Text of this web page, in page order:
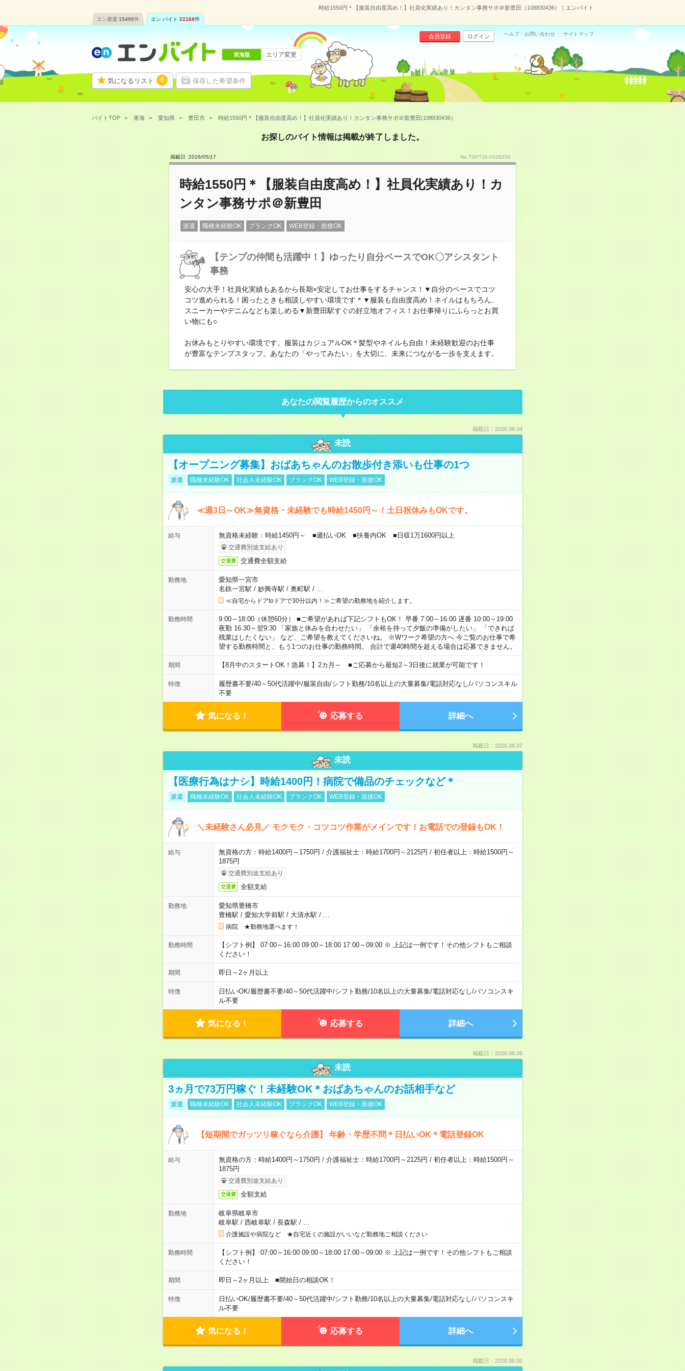
時給1550円＊【服装自由度高め！】社員化実績あり！カンタン事務サポ＠新豊田（108830436）｜エンバイト
エン派遣 15490件 エン バイト 22168件
気になるリスト 0 保存した希望条件
会員登録 ログイン ヘルプ・お問い合わせ サイトマップ
東海版 エリア変更
バイトTOP 東海 愛知県 豊田市 時給1550円＊【服装自由度高め！】社員化実績あり！カンタン事務サポ＠新豊田(108830436）
お探しのバイト情報は掲載が終了しました。
掲載日 :2026/05/17 No.TSPT26-0326250
時給1550円＊【服装自由度高め！】社員化実績あり！カ
ンタン事務サポ＠新豊田
派遣 職種未経験OK ブランクOK WEB登録・面接OK
【テンプの仲間も活躍中！】ゆったり自分ペースでOK〇アシスタント
事務
安心の大手！社員化実績もあるから長期×安定してお仕事をするチャンス！▼自分のペースでコツ
コツ進められる！困ったときも相談しやすい環境です＊▼服装も自由度高め！ネイルはもちろん、
スニーカーやデニムなども楽しめる▼新豊田駅すぐの好立地オフィス！お仕事帰りにふらっとお買
い物にも○
お休みもとりやすい環境です。服装はカジュアルOK＊髪型やネイルも自由！未経験歓迎のお仕事
が豊富なテンプスタッフ。あなたの「やってみたい」を大切に、未来につながる一歩を支えます。
あなたの閲覧履歴からのオススメ
掲載日：2026.08.04
未読
【オープニング募集】おばあちゃんのお散歩付き添いも仕事の1つ
派遣 職種未経験OK 社会人未経験OK ブランクOK WEB登録・面接OK
≪週3日～OK≫無資格・未経験でも時給1450円～！土日祝休みもOKです。
給与 無資格未経験：時給1450円～ ■週払いOK ■扶養内OK ■日収1万1600円以上
交通費別途支給あり
交通費 交通費全額支給
勤務地
愛知県一宮市
名鉄一宮駅 / 妙興寺駅 / 奥町駅 /
≪自宅からドアtoドアで30分以内！≫ご希望の勤務地を紹介します。
勤務時間
9:00～18:00（休憩60分） ■ご希望があれば下記シフトもOK！ 早番 7:00～16:00 遅番 10:00～19:00
夜勤 16:30～翌9:30 「家族と休みを合わせたい」 「余裕を持って夕飯の準備がしたい」 「できれば
残業はしたくない」 など、ご希望を教えてくださいね。 ※Wワーク希望の方へ 今ご覧のお仕事で希
望する勤務時間と、もう1つのお仕事の勤務時間。 合計で週40時間を超える場合は応募できません。
期間 【8月中のスタートOK！急募！】2カ月～ ■ご応募から最短2～3日後に就業が可能です！
特徴 履歴書不要/40～50代活躍中/服装自由/シフト勤務/10名以上の大量募集/電話対応なし/パソコンスキル
不要
気になる！ 応募する 詳細へ
掲載日：2026.08.07
未読
【医療行為はナシ】時給1400円！病院で備品のチェックなど＊
派遣 職種未経験OK 社会人未経験OK ブランクOK WEB登録・面接OK
＼未経験さん必見／ モクモク・コツコツ作業がメインです！お電話での登録もOK！
給与
無資格の方：時給1400円～1750円 / 介護福祉士：時給1700円～2125円 / 初任者以上：時給1500円～
1875円
交通費別途支給あり
交通費 全額支給
勤務地
愛知県豊橋市
豊橋駅 / 愛知大学前駅 / 大清水駅 /
病院 ★勤務地選べます！
勤務時間
【シフト例】 07:00～16:00 09:00～18:00 17:00～09:00 ※ 上記は一例です！その他シフトもご相談
ください！
期間 即日～2ヶ月以上
特徴 日払いOK/履歴書不要/40～50代活躍中/シフト勤務/10名以上の大量募集/電話対応なし/パソコンスキ
ル不要
気になる！ 応募する 詳細へ
掲載日：2026.08.06
未読
3ヵ月で73万円稼ぐ！未経験OK＊おばあちゃんのお話相手など
派遣 職種未経験OK 社会人未経験OK ブランクOK WEB登録・面接OK
【短期間でガッツリ稼ぐなら介護】 年齢・学歴不問＊日払いOK＊電話登録OK
給与
無資格の方：時給1400円～1750円 / 介護福祉士：時給1700円～2125円 / 初任者以上：時給1500円～
1875円
交通費別途支給あり
交通費 全額支給
勤務地
岐阜県岐阜市
岐阜駅 / 西岐阜駅 / 長森駅 /
介護施設や病院など ★自宅近くの施設がいいなど勤務地ご相談ください
勤務時間
【シフト例】 07:00～16:00 09:00～18:00 17:00～09:00 ※ 上記は一例です！その他シフトもご相談
ください！
期間 即日～2ヶ月以上 ■開始日の相談OK！
特徴 日払いOK/履歴書不要/40～50代活躍中/シフト勤務/10名以上の大量募集/電話対応なし/パソコンスキ
ル不要
気になる！ 応募する 詳細へ
掲載日：2026.08.05